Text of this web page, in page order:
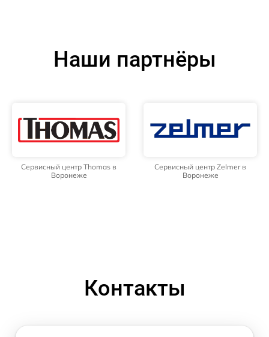
Наши партнёры
Сервисный центр Thomas в
Воронеже
Сервисный центр Zelmer в
Воронеже
Контакты